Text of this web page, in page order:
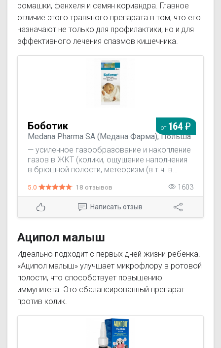
ромашки, фенхеля и семян кориандра. Главное
отличие этого травяного препарата в том, что его
назначают не только для профилактики, но и для
эффективного лечения спазмов кишечника.
Боботик
Medana Pharma SA (Медана Фарма), Польша
— усиленное газообразование и накопление
газов в ЖКТ (колики, ощущение наполнения
в брюшной полости, метеоризм (в т.ч. в
Ремгельда, аэрофагия); — подготовка к
диагностическим исследованиям органов
брюшной полости и малого таза
(рентгенография, сонография, гастроскопия
образования пены).
от 164
5.0 18 отзывов 1603
Написать отзыв
Аципол малыш
Идеально подходит с первых дней жизни ребенка.
«Аципол малыш» улучшает микрофлору в ротовой
полости, что способствует повышению
иммунитета. Это сбалансированный препарат
против колик.